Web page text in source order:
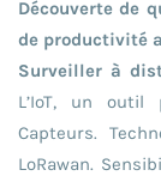
Découverte de
de productivité
Surveiller à
L’IoT, un outil
Capteurs.
LoRawan.